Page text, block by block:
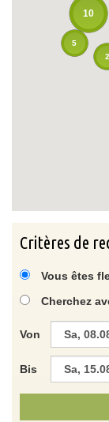
5
10
2
Critères de
Vous êtes
Cherchez
Von
Bis